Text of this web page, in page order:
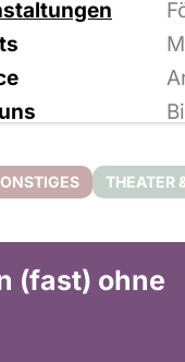
THEATER
(fast) ohne